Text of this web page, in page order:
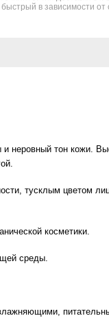
в зависимости
неровный тон кожи.
тусклым цветом
косметики.
среды.